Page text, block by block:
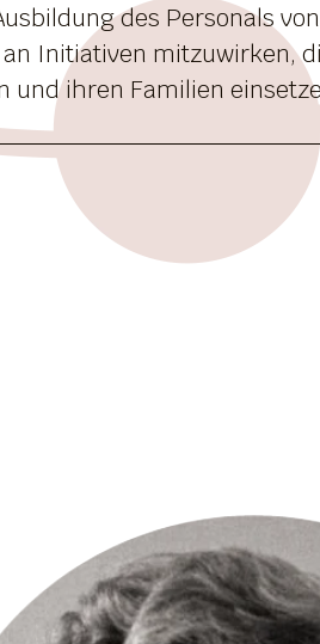
des Personals
Initiativen mitzuwirken,
und ihren Familien